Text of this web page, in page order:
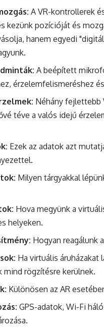
A VR-kontrollerek
kezünk pozícióját és
hanem egyedi
A beépített
érzelemfelismeréshez
Néhány fejlettebb
téve a valós idejű
Ezek az adatok azt
Milyen tárgyakkal
Hova megyünk a
helyeken.
Hogyan reagálunk
Ha virtuális
rögzítésre kerülnek.
Különösen az AR
GPS-adatok, Wi-Fi